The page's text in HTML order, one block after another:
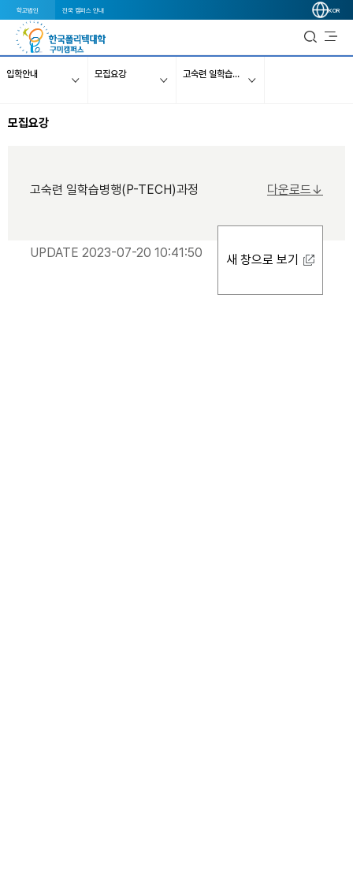
학교법인 전국 캠퍼스 안내 KOR
입학안내 모집요강 고숙련 일학습병행(P-TECH)과정
모집요강
고숙련 일학습병행(P-TECH)과정 다운로드↓
UPDATE 2023-07-20 10:41:50 새 창으로 보기